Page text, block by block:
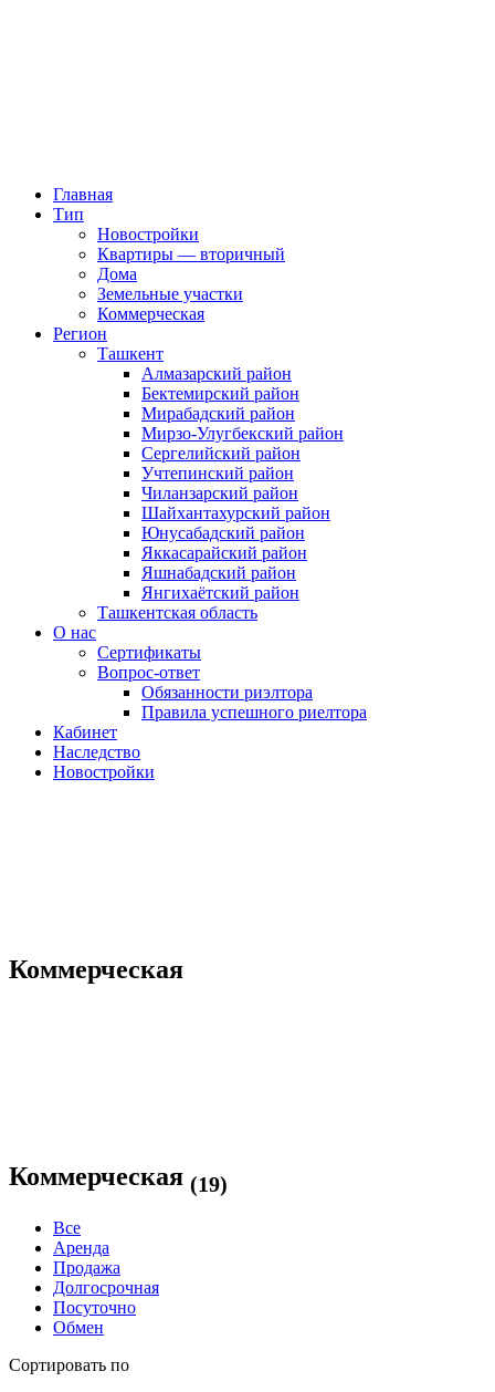
Главная
Тип
Новостройки
Квартиры — вторичный
Дома
Земельные участки
Коммерческая
Регион
Ташкент
Алмазарский район
Бектемирский район
Мирабадский район
Мирзо-Улугбекский район
Сергелийский район
Учтепинский район
Чиланзарский район
Шайхантахурский район
Юнусабадский район
Яккасарайский район
Яшнабадский район
Янгихаётский район
Ташкентская область
О нас
Сертификаты
Вопрос-ответ
Обязанности риэлтора
Правила успешного риелтора
Кабинет
Наследство
Новостройки
Коммерческая
Коммерческая (19)
Все
Аренда
Продажа
Долгосрочная
Посуточно
Обмен
Сортировать по